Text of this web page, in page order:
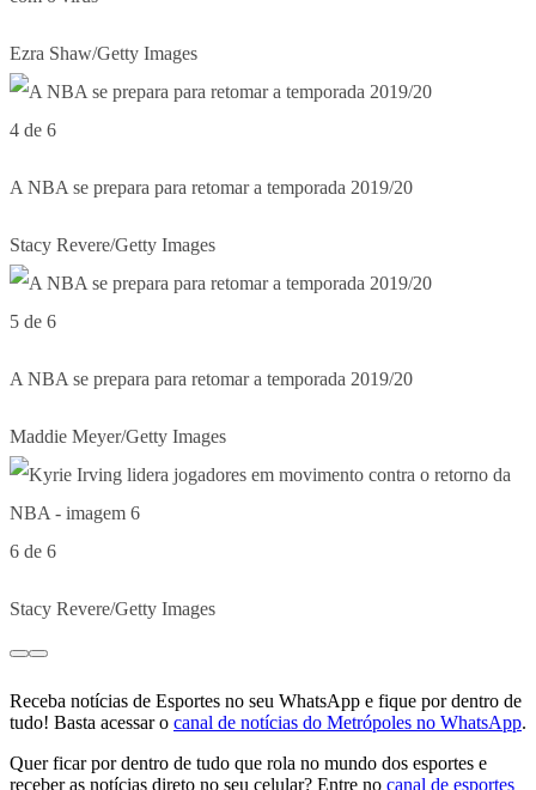
Ezra Shaw/Getty Images
4 de 6
A NBA se prepara para retomar a temporada 2019/20
Stacy Revere/Getty Images
5 de 6
A NBA se prepara para retomar a temporada 2019/20
Maddie Meyer/Getty Images
6 de 6
Stacy Revere/Getty Images
Receba notícias de Esportes no seu WhatsApp e fique por dentro de
tudo! Basta acessar o canal de notícias do Metrópoles no WhatsApp.
Quer ficar por dentro de tudo que rola no mundo dos esportes e
receber as notícias direto no seu celular? Entre no canal de esportes